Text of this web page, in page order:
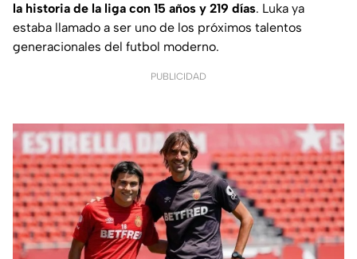
la historia de la liga con 15 años y 219 días. Luka ya
estaba llamado a ser uno de los próximos talentos
generacionales del futbol moderno.
PUBLICIDAD